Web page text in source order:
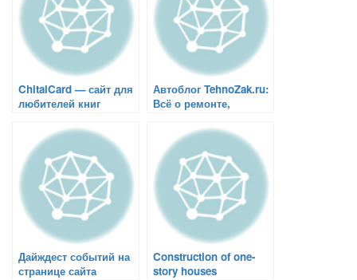
ChitaiCard — сайт для
любителей книг
Автоблог TehnoZak.ru:
Всё о ремонте,
тюнинге автомобилей
Дайждест событий на
странице сайта
Construction of one-
story houses